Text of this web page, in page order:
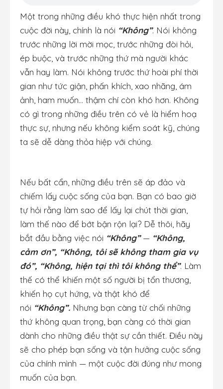
Một trong những điều khó thực hiện nhất trong
cuộc đời này, chính là nói “Không”. Nói không
trước những lời mời mọc, trước những đòi hỏi,
ép buộc, và trước những thứ mà người khác
vẫn hay làm. Nói không trước thứ hoài phí thời
gian như tức giận, phấn khích, xao nhãng, ám
ảnh, ham muốn… thậm chí còn khó hơn. Không
có gì trong những điều trên có vẻ là hiểm hoạ
thực sự, nhưng nếu không kiểm soát kỹ, chúng
ta sẽ dễ dàng thỏa hiệp với chúng.
Nếu bất cẩn, những điều trên sẽ áp đảo và
chiếm lấy cuộc sống của bạn. Bạn có bao giờ
tự hỏi rằng làm sao để lấy lại chút thời gian,
làm thế nào để bớt bận rộn lại? Dễ thôi, hãy
bắt đầu bằng việc nói “Không”— “Không,
cảm ơn”, “Không, tôi sẽ không tham gia vụ
đó”, “Không, hiện tại thì tôi không thể”. Làm
thế có thể khiến một số người bị tổn thương,
khiến họ cụt hứng, và thật khó để
nói “Không”. Nhưng bạn càng từ chối những
thứ không quan trọng, bạn càng có thời gian
dành cho những điều thật sự cần thiết. Điều này
sẽ cho phép bạn sống và tận hưởng cuộc sống
của chính mình — một cuộc đời đúng như mong
muốn của bạn.